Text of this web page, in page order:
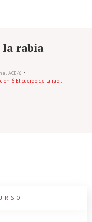
la rabia
ACE/6
6 El cuerpo de la rabia